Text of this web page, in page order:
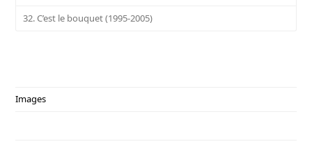
32. C’est le bouquet (1995-2005)
Images